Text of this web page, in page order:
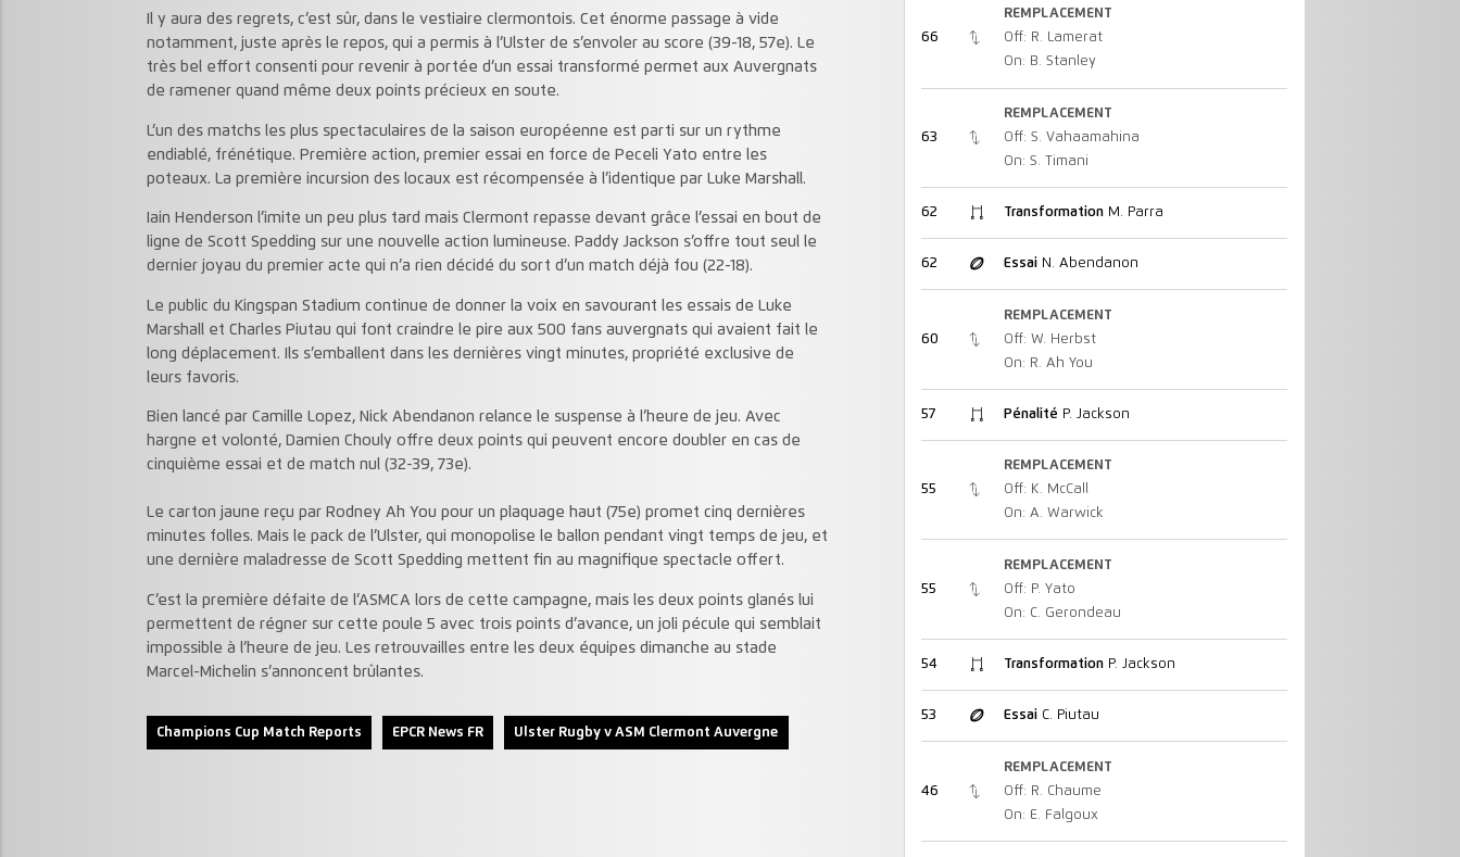
Il y aura des regrets, c’est sûr, dans le vestiaire clermontois. Cet énorme passage à vide
notamment, juste après le repos, qui a permis à l’Ulster de s’envoler au score (39-18, 57e). Le
très bel effort consenti pour revenir à portée d’un essai transformé permet aux Auvergnats
de ramener quand même deux points précieux en soute.
L’un des matchs les plus spectaculaires de la saison européenne est parti sur un rythme
endiablé, frénétique. Première action, premier essai en force de Peceli Yato entre les
poteaux. La première incursion des locaux est récompensée à l’identique par Luke Marshall.
Iain Henderson l’imite un peu plus tard mais Clermont repasse devant grâce l’essai en bout de
ligne de Scott Spedding sur une nouvelle action lumineuse. Paddy Jackson s’offre tout seul le
dernier joyau du premier acte qui n’a rien décidé du sort d’un match déjà fou (22-18).
Le public du Kingspan Stadium continue de donner la voix en savourant les essais de Luke
Marshall et Charles Piutau qui font craindre le pire aux 500 fans auvergnats qui avaient fait le
long déplacement. Ils s’emballent dans les dernières vingt minutes, propriété exclusive de
leurs favoris.
Bien lancé par Camille Lopez, Nick Abendanon relance le suspense à l’heure de jeu. Avec
hargne et volonté, Damien Chouly offre deux points qui peuvent encore doubler en cas de
cinquième essai et de match nul (32-39, 73e).
Le carton jaune reçu par Rodney Ah You pour un plaquage haut (75e) promet cinq dernières
minutes folles. Mais le pack de l’Ulster, qui monopolise le ballon pendant vingt temps de jeu, et
une dernière maladresse de Scott Spedding mettent fin au magnifique spectacle offert.
C’est la première défaite de l’ASMCA lors de cette campagne, mais les deux points glanés lui
permettent de régner sur cette poule 5 avec trois points d’avance, un joli pécule qui semblait
impossible à l’heure de jeu. Les retrouvailles entre les deux équipes dimanche au stade
Marcel-Michelin s’annoncent brûlantes.
Champions Cup Match Reports EPCR News FR Ulster Rugby v ASM Clermont Auvergne
66
REMPLACEMENT
Off: R. Lamerat
On: B. Stanley
63
REMPLACEMENT
Off: S. Vahaamahina
On: S. Timani
62 TransformationM. Parra
62 EssaiN. Abendanon
60
REMPLACEMENT
Off: W. Herbst
On: R. Ah You
57 Pénalité P. Jackson
55
REMPLACEMENT
Off: K. McCall
On: A. Warwick
55
REMPLACEMENT
Off: P. Yato
On: C. Gerondeau
54 TransformationP. Jackson
53 EssaiC. Piutau
46
REMPLACEMENT
Off: R. Chaume
On: E. Falgoux